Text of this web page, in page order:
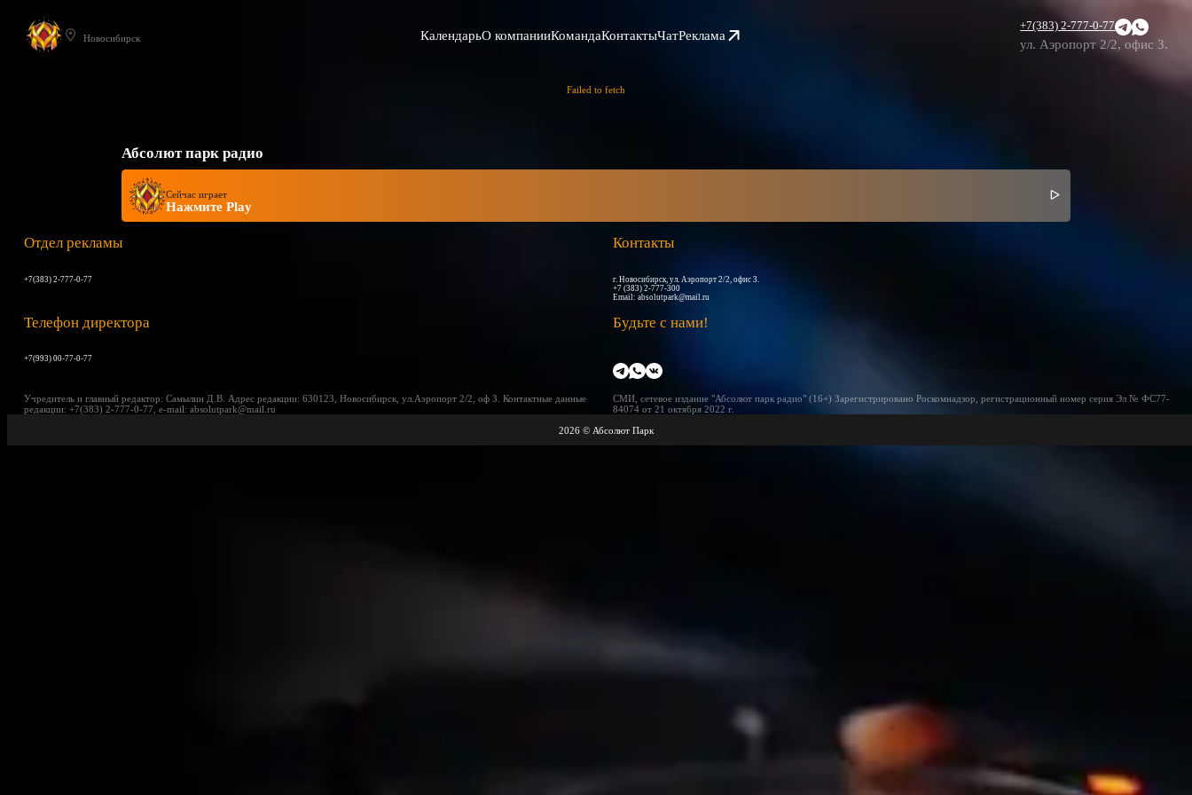
Новосибирск КалендарьО компанииКомандаКонтактыЧатРеклама
+7(383) 2-777-0-77
ул. Аэропорт 2/2, офис 3.
Failed to fetch
Абсолют парк радио
Сейчас играет
Нажмите Play
Отдел рекламы
+7(383) 2-777-0-77
Контакты
г. Новосибирск, ул. Аэропорт 2/2, офис 3.
+7 (383) 2-777-300
Email: absolutpark@mail.ru
Телефон директора
+7(993) 00-77-0-77
Будьте с нами!
Учредитель и главный редактор: Самылин Д.В. Адрес редакции: 630123, Новосибирск, ул.Аэропорт 2/2, оф 3. Контактные данные
редакции: +7(383) 2-777-0-77, e-mail: absolutpark@mail.ru
СМИ, сетевое издание "Абсолют парк радио" (16+) Зарегистрировано Роскомнадзор, регистрационный номер серия Эл № ФС77-
84074 от 21 октября 2022 г.
2026 © Абсолют Парк